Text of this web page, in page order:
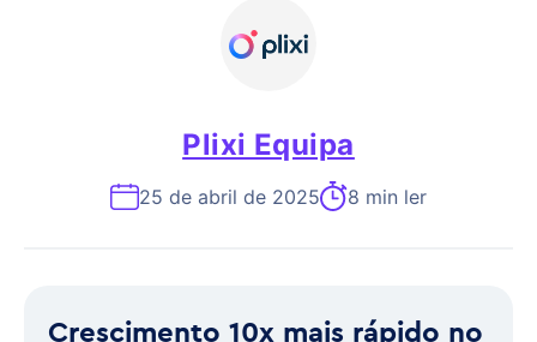
Plixi Equipa
25 de abril de 2025 8 min ler
Crescimento 10x mais rápido no